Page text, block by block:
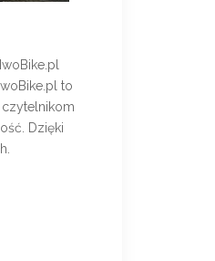
to
czytelnikom
Dzięki